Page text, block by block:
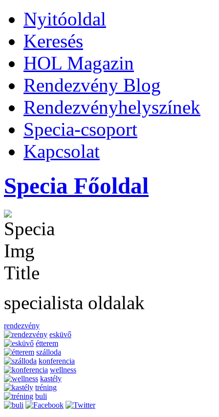
Nyitóoldal
Keresés
HOL Magazin
Rendezvény Blog
Rendezvényhelyszínek
Specia-csoport
Kapcsolat
Specia Főoldal
specialista oldalak
rendezvény
esküvő
étterem
szálloda
konferencia
wellness
kastély
tréning
buli